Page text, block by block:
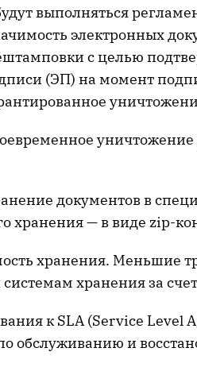
выполняться
электронных
с целью
(ЭП) на момент
документов в
хранения — в виде zip-
хранения. Меньшие
хранения за
к SLA (Service Level
обслуживанию и